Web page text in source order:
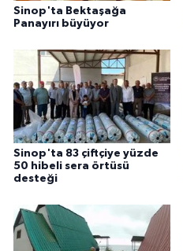
Sinop'ta Bektaşağa
Panayırı büyüyor
Sinop'ta 83 çiftçiye yüzde
50 hibeli sera örtüsü
desteği